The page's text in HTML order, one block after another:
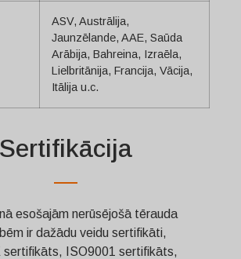
ASV, Austrālija,
Jaunzēlande, AAE, Saūda
Arābija, Bahreina, Izraēla,
Lielbritānija, Francija, Vācija,
Itālija u.c.
Sertifikācija
esošajām nerūsējošā tērauda
ir dažādu veidu sertifikāti,
sertifikāts, ISO9001 sertifikāts,